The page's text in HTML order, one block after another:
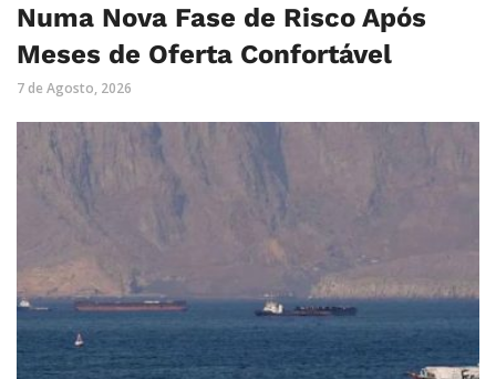
Numa Nova Fase de Risco Após
Meses de Oferta Confortável
7 de Agosto, 2026